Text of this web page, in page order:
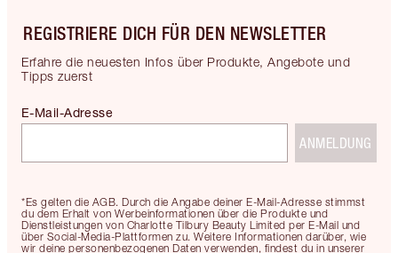
REGISTRIERE DICH FÜR DEN NEWSLETTER
Erfahre die neuesten Infos über Produkte, Angebote und
Tipps zuerst
*Es gelten die AGB. Durch die Angabe deiner E-Mail-Adresse stimmst
du dem Erhalt von Werbeinformationen über die Produkte und
Dienstleistungen von Charlotte Tilbury Beauty Limited per E-Mail und
über Social-Media-Plattformen zu. Weitere Informationen darüber, wie
wir deine personenbezogenen Daten verwenden, findest du in unserer
E-Mail-Adresse
ANMELDUNG